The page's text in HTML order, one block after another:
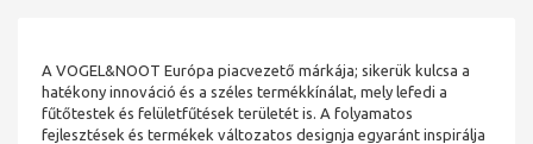
A VOGEL&NOOT Európa piacvezető márkája; sikerük kulcsa a
hatékony innováció és a széles termékkínálat, mely lefedi a
fűtőtestek és felületfűtések területét is. A folyamatos
fejlesztések és termékek változatos designja egyaránt inspirálja